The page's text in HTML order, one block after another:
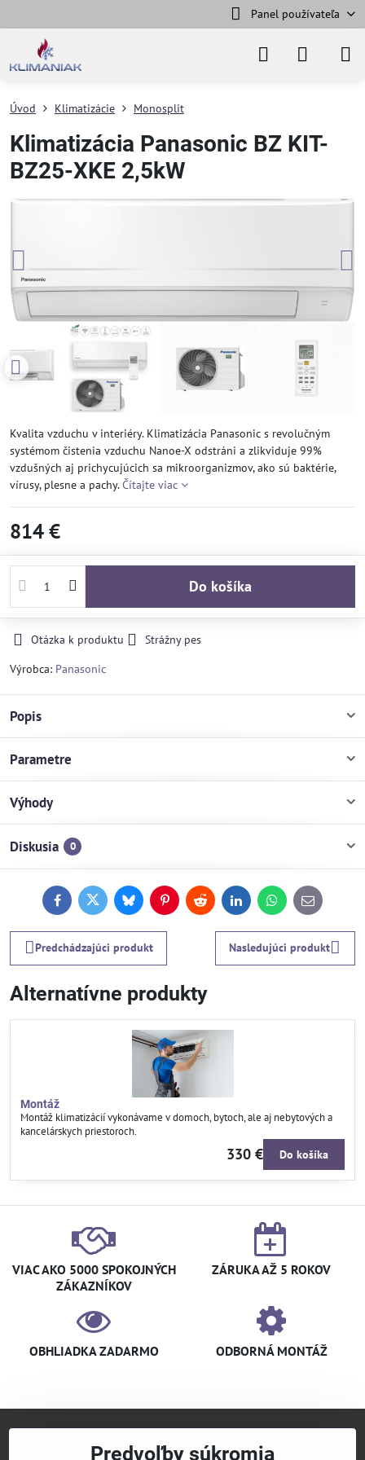
Panel používateľa
Úvod Klimatizácie Monosplit
Klimatizácia Panasonic BZ KIT-
BZ25-XKE 2,5kW
Kvalita vzduchu v interiéry. Klimatizácia Panasonic s revolučným
systémom čistenia vzduchu Nanoe-X odstráni a zlikviduje 99%
vzdušných aj prichycujúcich sa mikroorganizmov, ako sú baktérie,
vírusy, plesne a pachy.Čítajte viac
814 €
Do košíka
Otázka k produktu
Strážny pes
Výrobca: Panasonic
Popis
Parametre
Výhody
Diskusia 0
FacebookTwitterBlueskyPinterestReddit LinkedInWhatsApp
E-
mail
Predchádzajúci produkt Nasledujúci produkt
Alternatívne produkty
Montáž
Montáž klimatizácií vykonávame v domoch, bytoch, ale aj nebytových a
kancelárskych priestoroch.
330 € Do košíka
VIAC AKO 5000 SPOKOJNÝCH
ZÁKAZNÍKOV
ZÁRUKA AŽ 5 ROKOV
OBHLIADKA ZADARMO ODBORNÁ MONTÁŽ
Predvoľby súkromia